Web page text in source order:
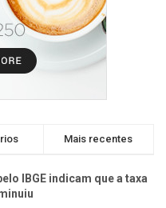
Mais recentes
IBGE indicam que a taxa